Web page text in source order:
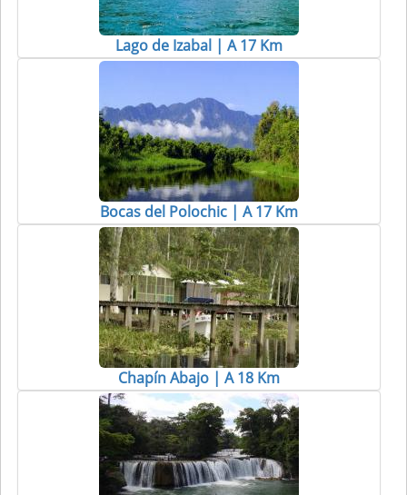
Lago de Izabal | A 17 Km
Bocas del Polochic | A 17 Km
Chapín Abajo | A 18 Km